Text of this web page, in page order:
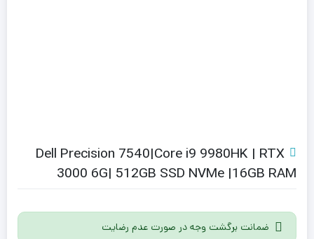
Dell Precision 7540|Core i9 9980HK | RTX
3000 6G| 512GB SSD NVMe |16GB RAM
ضمانت برگشت وجه در صورت عدم رضایت